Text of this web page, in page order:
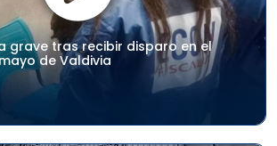
grave tras recibir disparo en el
de Valdivia